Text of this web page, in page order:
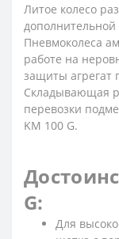
Литое колесо
Пневмоколеса
работе на
защиты агрегат
Складывающая
перевозки
KM 100 G.
G:
Для